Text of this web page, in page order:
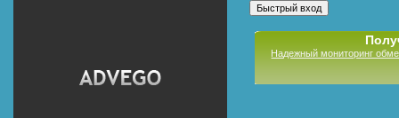
Надежный мониторинг